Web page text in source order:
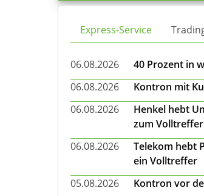
Express-Service
06.08.2026
40 Prozent in
06.08.2026
Kontron mit
06.08.2026
Henkel hebt
zum Volltreffer
06.08.2026
Telekom hebt
ein Volltreffer
05.08.2026
Kontron vor